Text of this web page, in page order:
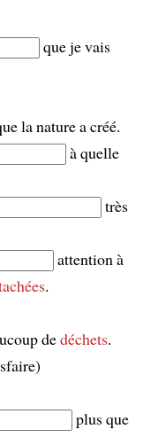
que je vais
la nature a créé.
à quelle
très
attention à
.
dedéchets.
plus que